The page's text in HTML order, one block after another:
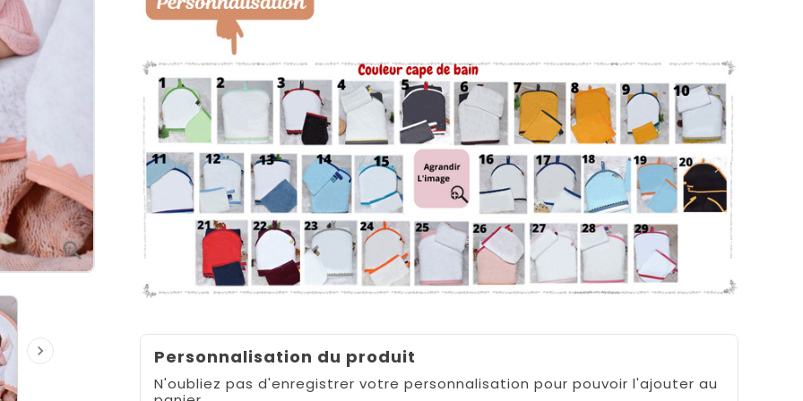

 Personnalisation du produit
N'oubliez pas d'enregistrer votre personnalisation pour pouvoir l'ajouter au